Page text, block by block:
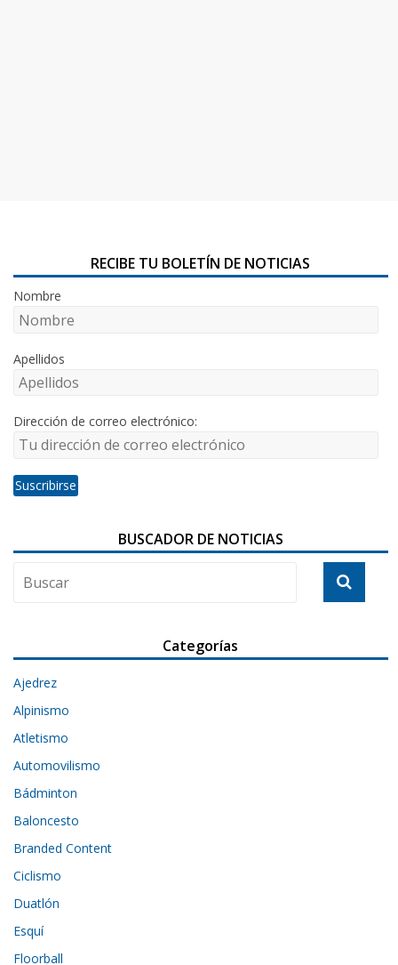
RECIBE TU BOLETÍN DE NOTICIAS
Nombre
Apellidos
Dirección de correo electrónico:
BUSCADOR DE NOTICIAS
Categorías
Ajedrez
Alpinismo
Atletismo
Automovilismo
Bádminton
Baloncesto
Branded Content
Ciclismo
Duatlón
Esquí
Floorball